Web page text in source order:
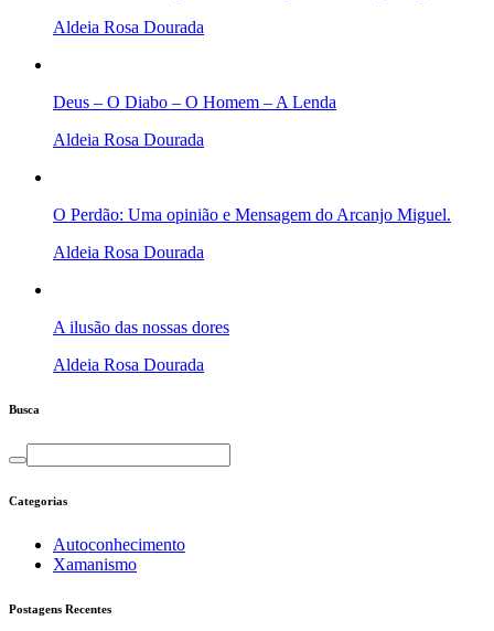
Aldeia Rosa Dourada
Deus – O Diabo – O Homem – A Lenda
Aldeia Rosa Dourada
O Perdão: Uma opinião e Mensagem do Arcanjo Miguel.
Aldeia Rosa Dourada
A ilusão das nossas dores
Aldeia Rosa Dourada
Busca
Categorias
Autoconhecimento
Xamanismo
Postagens Recentes